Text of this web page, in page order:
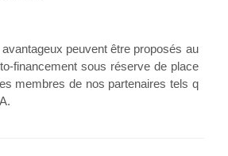
peuvent être proposés au
financement sous réserve de place
membres de nos partenaires tels q